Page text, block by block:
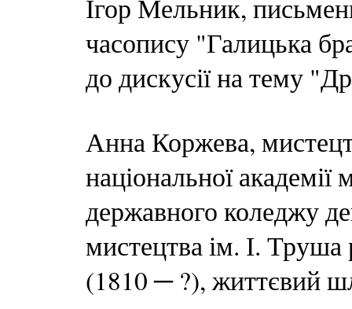
Ігор Мельник,
часопису "Галицька
до дискусії на тему
Анна Коржева,
національної
державного коледжу
мистецтва ім. І. Труша
(1810 ─ ?), життєвий